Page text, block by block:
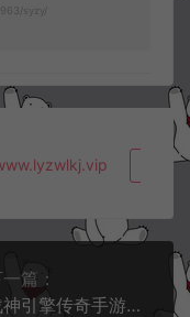
syzy/
复
篇：
战神引擎传奇手游【星辰单职业免授权版[白猪3]】5月最新整理Win一键服务端+GM授权后台+安卓苹果双端+详细搭建教程+视频教程